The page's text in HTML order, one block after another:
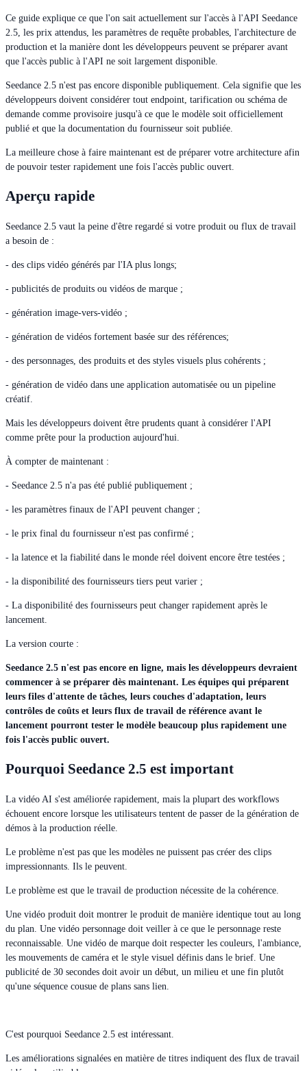
Ce guide explique ce que l'on sait actuellement sur l'accès à l'API Seedance
2.5, les prix attendus, les paramètres de requête probables, l'architecture de
production et la manière dont les développeurs peuvent se préparer avant
que l'accès public à l'API ne soit largement disponible.
Seedance 2.5 n'est pas encore disponible publiquement. Cela signifie que les
développeurs doivent considérer tout endpoint, tarification ou schéma de
demande comme provisoire jusqu'à ce que le modèle soit officiellement
publié et que la documentation du fournisseur soit publiée.
La meilleure chose à faire maintenant est de préparer votre architecture afin
de pouvoir tester rapidement une fois l'accès public ouvert.
Aperçu rapide
Seedance 2.5 vaut la peine d'être regardé si votre produit ou flux de travail
a besoin de :
- des clips vidéo générés par l'IA plus longs;
- publicités de produits ou vidéos de marque ;
- génération image-vers-vidéo ;
- génération de vidéos fortement basée sur des références;
- des personnages, des produits et des styles visuels plus cohérents ;
- génération de vidéo dans une application automatisée ou un pipeline
créatif.
Mais les développeurs doivent être prudents quant à considérer l'API
comme prête pour la production aujourd'hui.
À compter de maintenant :
- Seedance 2.5 n'a pas été publié publiquement ;
- les paramètres finaux de l'API peuvent changer ;
- le prix final du fournisseur n'est pas confirmé ;
- la latence et la fiabilité dans le monde réel doivent encore être testées ;
- la disponibilité des fournisseurs tiers peut varier ;
- La disponibilité des fournisseurs peut changer rapidement après le
lancement.
La version courte :
Seedance 2.5 n'est pas encore en ligne, mais les développeurs devraient
commencer à se préparer dès maintenant. Les équipes qui préparent
leurs files d'attente de tâches, leurs couches d'adaptation, leurs
contrôles de coûts et leurs flux de travail de référence avant le
lancement pourront tester le modèle beaucoup plus rapidement une
fois l'accès public ouvert.
Pourquoi Seedance 2.5 est important
La vidéo AI s'est améliorée rapidement, mais la plupart des workflows
échouent encore lorsque les utilisateurs tentent de passer de la génération de
démos à la production réelle.
Le problème n'est pas que les modèles ne puissent pas créer des clips
impressionnants. Ils le peuvent.
Le problème est que le travail de production nécessite de la cohérence.
Une vidéo produit doit montrer le produit de manière identique tout au long
du plan. Une vidéo personnage doit veiller à ce que le personnage reste
reconnaissable. Une vidéo de marque doit respecter les couleurs, l'ambiance,
les mouvements de caméra et le style visuel définis dans le brief. Une
publicité de 30 secondes doit avoir un début, un milieu et une fin plutôt
qu'une séquence cousue de plans sans lien.
C'est pourquoi Seedance 2.5 est intéressant.
Les améliorations signalées en matière de titres indiquent des flux de travail